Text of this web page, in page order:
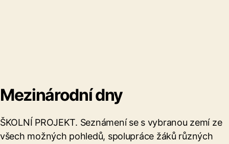
Mezinárodní dny
ŠKOLNÍ PROJEKT. Seznámení se s vybranou zemí ze
všech možných pohledů, spolupráce žáků různých